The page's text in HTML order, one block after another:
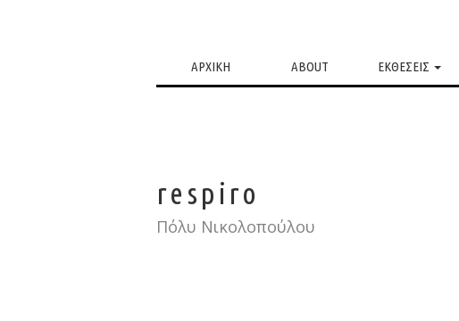
ΑΡΧΙΚΗ ABOUT ΕΚΘΕΣΕΙΣ
respiro
Πόλυ Νικολοπούλου